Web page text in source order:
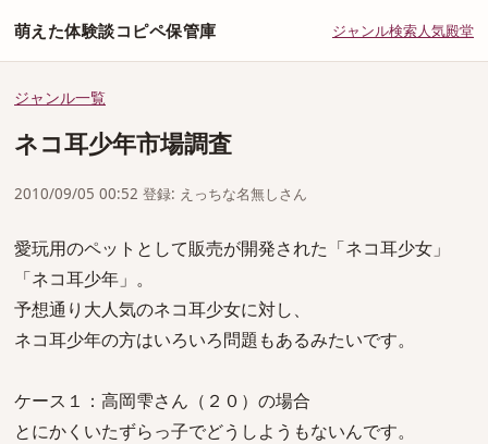
萌えた体験談コピペ保管庫 ジャンル検索人気殿堂
ジャンル一覧
ネコ耳少年市場調査
2010/09/05 00:52 登録: えっちな名無しさん
愛玩用のペットとして販売が開発された「ネコ耳少女」
「ネコ耳少年」。
予想通り大人気のネコ耳少女に対し、
ネコ耳少年の方はいろいろ問題もあるみたいです。
ケース１：高岡雫さん（２０）の場合
とにかくいたずらっ子でどうしようもないんです。